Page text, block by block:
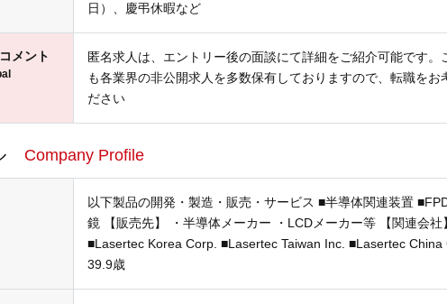
日）、慶弔休暇など
メント
匿名求人は、エントリー後の面談にて詳細をご紹介可能です。
も各業界の非公開求人を多数保有しておりますので、転職をお
ださい
Company Profile
以下製品の開発・製造・販売・サービス ■半導体関連装置
鏡 【販売先】 ・半導体メーカー ・LCDメーカー等 【関連会社
■Lasertec Korea Corp. ■Lasertec Taiwan Inc. ■Lasertec China
39.9歳